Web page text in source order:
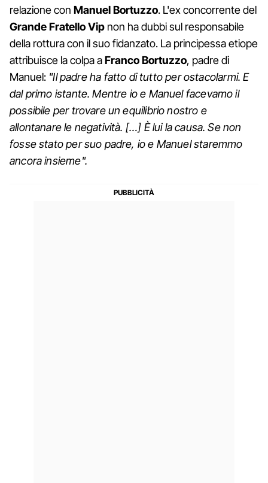
relazione con Manuel Bortuzzo. L'ex concorrente del
Grande Fratello Vip non ha dubbi sul responsabile
della rottura con il suo fidanzato. La principessa etiope
attribuisce la colpa aFranco Bortuzzo, padre di
Manuel: "Il padre ha fatto di tutto per ostacolarmi. E
dal primo istante. Mentre io e Manuel facevamo il
possibile per trovare un equilibrio nostro e
allontanare le negatività. […] È lui la causa. Se non
fosse stato per suo padre, io e Manuel staremmo
ancora insieme".